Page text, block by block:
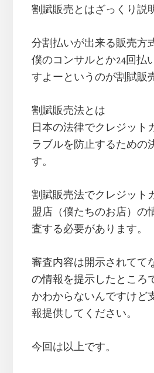
割賦販売とはざっくり説
分割払いが出来る販売方
僕のコンサルとか24回払
すよーというのが割賦販
割賦販売法とは
日本の法律でクレジット
ラブルを防止するための
す。
割賦販売法でクレジット
盟店（僕たちのお店）の
査する必要があります。
審査内容は開示されてて
の情報を提示したところ
かわからないんですけど
報提供してください。
今回は以上です。